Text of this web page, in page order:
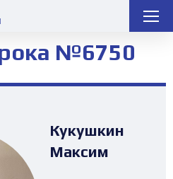
№6750
Кукушкин
Максим